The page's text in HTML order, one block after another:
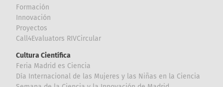
Formación
Innovación
Proyectos
Call4Evaluators RIVCircular
Cultura Científica
Feria Madrid es Ciencia
Día Internacional de las Mujeres y las Niñas en la Ciencia